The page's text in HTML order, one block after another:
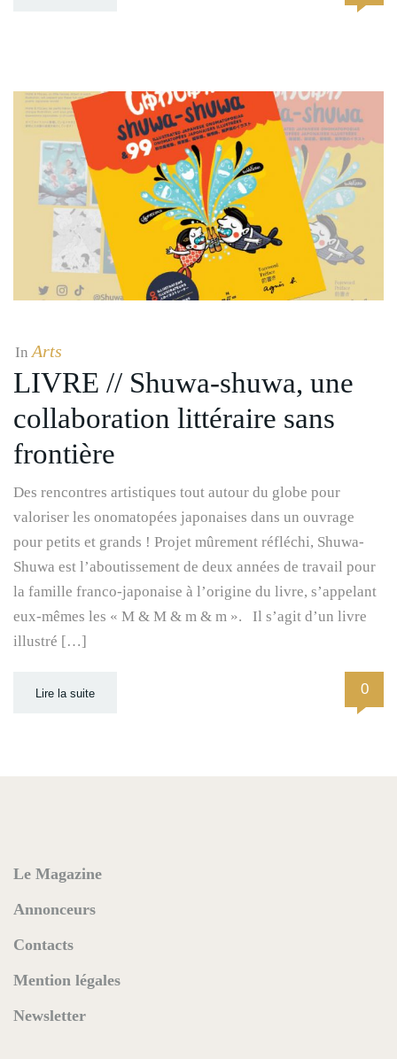
In Arts
LIVRE // Shuwa-shuwa, une
collaboration littéraire sans
frontière
Des rencontres artistiques tout autour du globe pour
valoriser les onomatopées japonaises dans un ouvrage
pour petits et grands ! Projet mûrement réfléchi, Shuwa-
Shuwa est l’aboutissement de deux années de travail pour
la famille franco-japonaise à l’origine du livre, s’appelant
eux-mêmes les « M & M & m & m ». Il s’agit d’un livre
illustré […]
Lire la suite 0
Le Magazine
Annonceurs
Contacts
Mention légales
Newsletter